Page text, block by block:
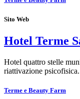
Sito Web
Hotel Terme
Hotel quattro stelle
riattivazione psicofisica.
Terme e Beauty Farm